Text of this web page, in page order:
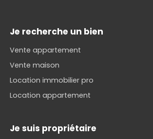
Je recherche un bien
Vente appartement
Vente maison
Location immobilier pro
Location appartement
Je suis propriétaire